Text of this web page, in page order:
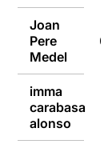
Joan
Pere
Medel
imma
carabasa
alonso